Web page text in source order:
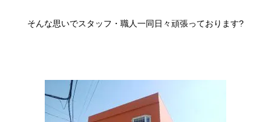
そんな思いでスタッフ・職人一同日々頑張っております?